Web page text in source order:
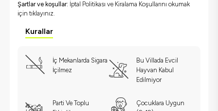
Şartlar ve koşullar: İptal Politikası ve Kiralama Koşullarını okumak
için tıklayınız.
Kurallar
İç Mekanlarda Sigara
İçilmez
Bu Villada Evcil
Hayvan Kabul
Edilmiyor
Parti Ve Toplu
Çocuklara Uygun